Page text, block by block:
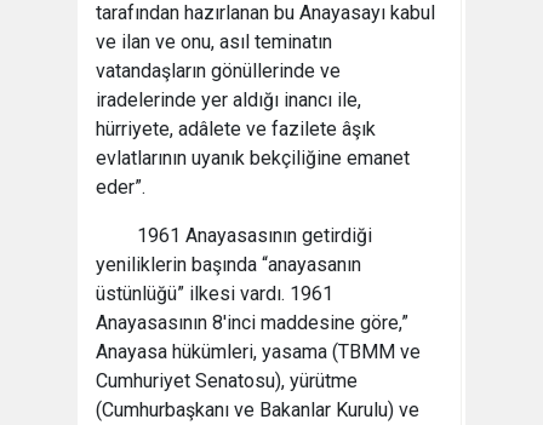
tarafından hazırlanan bu Anayasayı kabul
ve ilan ve onu, asıl teminatın
vatandaşların gönüllerinde ve
iradelerinde yer aldığı inancı ile,
hürriyete, adâlete ve fazilete âşık
evlatlarının uyanık bekçiliğine emanet
eder”.
1961 Anayasasının getirdiği
yeniliklerin başında “anayasanın
üstünlüğü” ilkesi vardı. 1961
Anayasasının 8'inci maddesine göre,”
Anayasa hükümleri, yasama (TBMM ve
Cumhuriyet Senatosu), yürütme
(Cumhurbaşkanı ve Bakanlar Kurulu) ve